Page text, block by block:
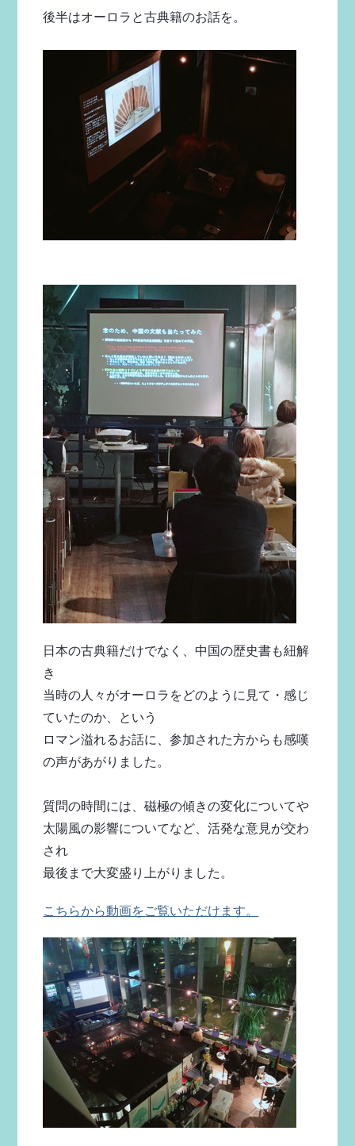
後半はオーロラと古典籍のお話を。
日本の古典籍だけでなく、中国の歴史書も紐解
き
当時の人々がオーロラをどのように見て・感じ
ていたのか、という
ロマン溢れるお話に、参加された方からも感嘆
の声があがりました。
質問の時間には、磁極の傾きの変化についてや
太陽風の影響についてなど、活発な意見が交わ
され
最後まで大変盛り上がりました。
こちらから動画をご覧いただけます。